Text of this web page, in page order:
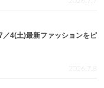
／4(土)最新ファッションをピ
2026.7.8